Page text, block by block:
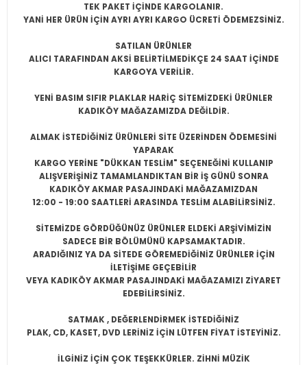
TEK PAKET İÇİNDE KARGOLANIR.
YANİ HER ÜRÜN İÇİN AYRI AYRI KARGO ÜCRETİ ÖDEMEZSİNİZ.
SATILAN ÜRÜNLER
ALICI TARAFINDAN AKSİ BELİRTİLMEDİKÇE 24 SAAT İÇİNDE
KARGOYA VERİLİR.
YENİ BASIM SIFIR PLAKLAR HARİÇ SİTEMİZDEKİ ÜRÜNLER
KADIKÖY MAĞAZAMIZDA DEĞİLDİR.
ALMAK İSTEDİĞİNİZ ÜRÜNLERİ SİTE ÜZERİNDEN ÖDEMESİNİ
YAPARAK
KARGO YERİNE "DÜKKAN TESLİM" SEÇENEĞİNİ KULLANIP
ALIŞVERİŞİNİZ TAMAMLANDIKTAN BİR İŞ GÜNÜ SONRA
KADIKÖY AKMAR PASAJINDAKİ MAĞAZAMIZDAN
12:00 - 19:00 SAATLERİ ARASINDA TESLİM ALABİLİRSİNİZ.
SİTEMİZDE GÖRDÜĞÜNÜZ ÜRÜNLER ELDEKİ ARŞİVİMİZİN
SADECE BİR BÖLÜMÜNÜ KAPSAMAKTADIR.
ARADIĞINIZ YA DA SİTEDE GÖREMEDİĞİNİZ ÜRÜNLER İÇİN
İLETİŞİME GEÇEBİLİR
VEYA KADIKÖY AKMAR PASAJINDAKİ MAĞAZAMIZI ZİYARET
EDEBİLİRSİNİZ.
SATMAK , DEĞERLENDİRMEK İSTEDİĞİNİZ
PLAK, CD, KASET, DVD LERİNİZ İÇİN LÜTFEN FİYAT İSTEYİNİZ.
İLGİNİZ İÇİN ÇOK TEŞEKKÜRLER. ZİHNİ MÜZİK